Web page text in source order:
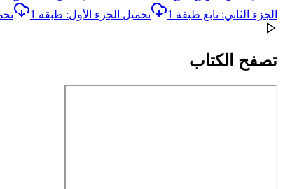
الجزء الثاني: تابع طبقة 1
تحميل الجزء الأول: طبقة 1
تصفح الكتاب